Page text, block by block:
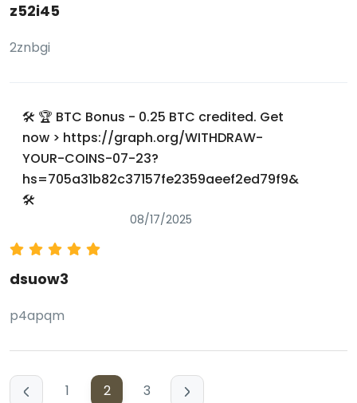
z52i45
2znbgi
🛠 🏆 BTC Bonus - 0.25 BTC credited. Get
now > https://graph.org/WITHDRAW-
YOUR-COINS-07-23?
hs=705a31b82c37157fe2359aeef2ed79f9&
🛠
08/17/2025
dsuow3
p4apqm
1 2 3